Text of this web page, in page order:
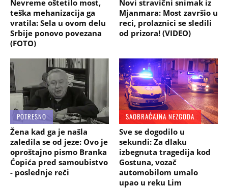
Nevreme oštetilo most,
teška mehanizacija ga
vratila: Sela u ovom delu
Srbije ponovo povezana
(FOTO)
Novi stravični snimak iz
Mjanmara: Most završio u
reci, prolaznici se sledili
od prizora! (VIDEO)
POTRESNO
Žena kad ga je našla
zaledila se od jeze: Ovo je
oproštajno pismo Branka
Ćopića pred samoubistvo
- poslednje reči
SAOBRAĆAJNA NEZGODA
Sve se dogodilo u
sekundi: Za dlaku
izbegnuta tragedija kod
Gostuna, vozač
automobilom umalo
upao u reku Lim